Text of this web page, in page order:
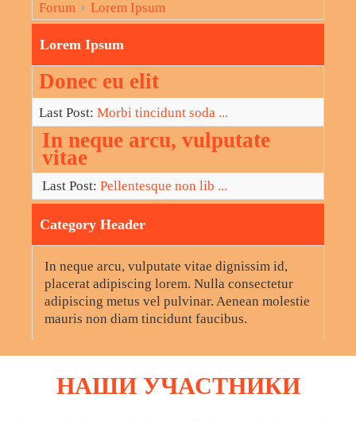
Forum Lorem Ipsum
Lorem Ipsum
Donec eu elit
Last Post: Morbi tincidunt soda ...
In neque arcu, vulputate
vitae
Last Post: Pellentesque non lib ...
Category Header
In neque arcu, vulputate vitae dignissim id,
placerat adipiscing lorem. Nulla consectetur
adipiscing metus vel pulvinar. Aenean molestie
mauris non diam tincidunt faucibus.
НАШИ УЧАСТНИКИ